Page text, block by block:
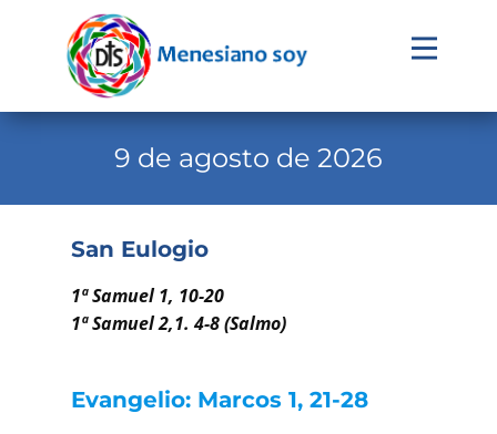
Evangelio
Familia Menesiana
Recursos
9 de agosto de 2026
San Eulogio
1ª Samuel 1, 10-20
1ª Samuel 2,1. 4-8 (Salmo)
Evangelio: Marcos 1, 21-28